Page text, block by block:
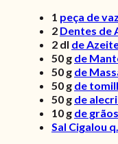
1 peça de
2 Dentes de
2 dl de
50 g de
50 g de
50 g de
50 g de
10 g de
Sal Cigalou